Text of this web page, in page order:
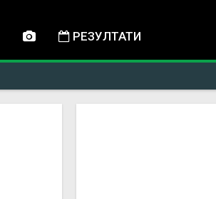
РЕЗУЛТАТИ